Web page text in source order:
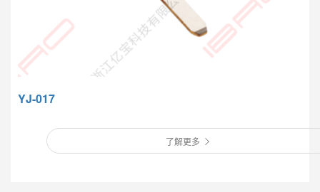
YJ-017
了解更多